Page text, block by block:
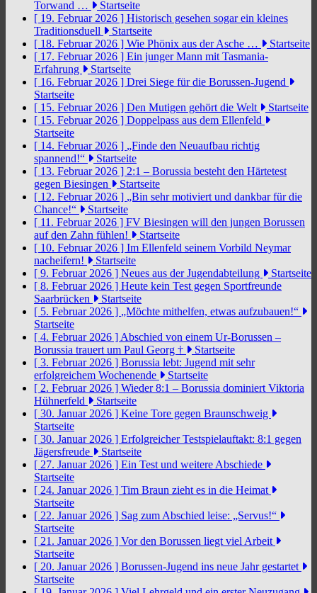
Torwand …
Startseite
[ 19. Februar 2026 ] Historisch gesehen sogar ein kleines
Traditionsduell
Startseite
[ 18. Februar 2026 ] Wie Phönix aus der Asche …
Startseite
[ 17. Februar 2026 ] Ein junger Mann mit Tasmania-
Erfahrung
Startseite
[ 16. Februar 2026 ] Drei Siege für die Borussen-Jugend
Startseite
[ 15. Februar 2026 ] Den Mutigen gehört die Welt
Startseite
[ 15. Februar 2026 ] Doppelpass aus dem Ellenfeld
Startseite
[ 14. Februar 2026 ] „Finde den Neuaufbau richtig
spannend!“
Startseite
[ 13. Februar 2026 ] 2:1 – Borussia besteht den Härtetest
gegen Biesingen
Startseite
[ 12. Februar 2026 ] „Bin sehr motiviert und dankbar für die
Chance!“
Startseite
[ 11. Februar 2026 ] FV Biesingen will den jungen Borussen
auf den Zahn fühlen!
Startseite
[ 10. Februar 2026 ] Im Ellenfeld seinem Vorbild Neymar
nacheifern!
Startseite
[ 9. Februar 2026 ] Neues aus der Jugendabteilung
Startseite
[ 8. Februar 2026 ] Heute kein Test gegen Sportfreunde
Saarbrücken
Startseite
[ 5. Februar 2026 ] „Möchte mithelfen, etwas aufzubauen!“
Startseite
[ 4. Februar 2026 ] Abschied von einem Ur-Borussen –
Borussia trauert um Paul Georg †
Startseite
[ 3. Februar 2026 ] Borussia lebt: Jugend mit sehr
erfolgreichem Wochenende
Startseite
[ 2. Februar 2026 ] Wieder 8:1 – Borussia dominiert Viktoria
Hühnerfeld
Startseite
[ 30. Januar 2026 ] Keine Tore gegen Braunschweig
Startseite
[ 30. Januar 2026 ] Erfolgreicher Testspielauftakt: 8:1 gegen
Jägersfreude
Startseite
[ 27. Januar 2026 ] Ein Test und weitere Abschiede
Startseite
[ 24. Januar 2026 ] Tim Braun zieht es in die Heimat
Startseite
[ 22. Januar 2026 ] Sag zum Abschied leise: „Servus!“
Startseite
[ 21. Januar 2026 ] Vor den Borussen liegt viel Arbeit
Startseite
[ 20. Januar 2026 ] Borussen-Jugend ins neue Jahr gestartet
Startseite